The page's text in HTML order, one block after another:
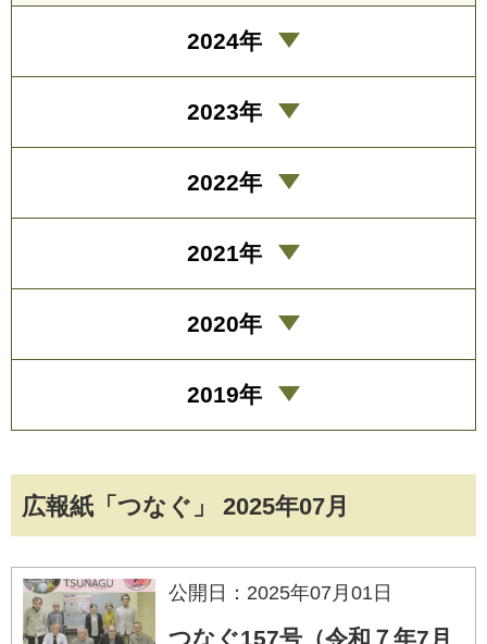
広報紙「つなぐ」 2025年07月
公開日：2025年07月01日
つなぐ157号（令和７年7月
2024年
2023年
2022年
2021年
2020年
2019年